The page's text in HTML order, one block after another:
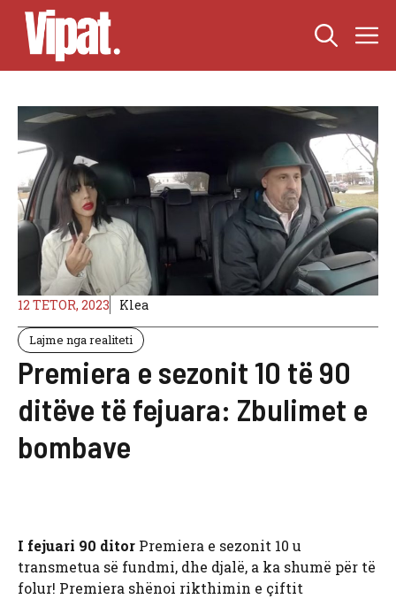
Skip
content
12 TETOR, 2023 Klea
Lajme nga realiteti
Premiera e sezonit 10 të 90
ditëve të fejuara: Zbulimet e
bombave
I fejuari 90 ditor Premiera e sezonit 10 u
transmetua së fundmi, dhe djalë, a ka shumë për të
folur! Premiera shënoi rikthimin e çiftit